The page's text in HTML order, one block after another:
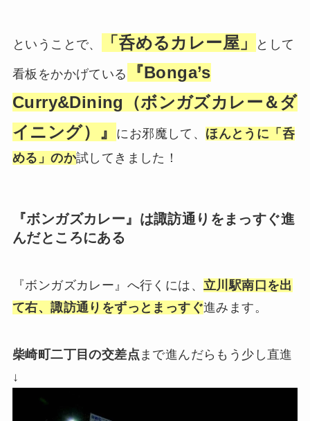
ということで、 「呑めるカレー屋」 として
看板をかかげている
『Bonga’s
Curry&Dining（ボンガズカレー＆ダ
イニング）』
にお邪魔して、 ほんとうに「呑
める」のか試してきました！
『ボンガズカレー』は諏訪通りをまっすぐ進
んだところにある
『ボンガズカレー』へ行くには、 立川駅南口を出
て右、諏訪通りをずっとまっすぐ進みます。
柴崎町二丁目の交差点 まで進んだらもう少し直進
↓